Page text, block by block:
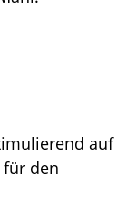
auf
den